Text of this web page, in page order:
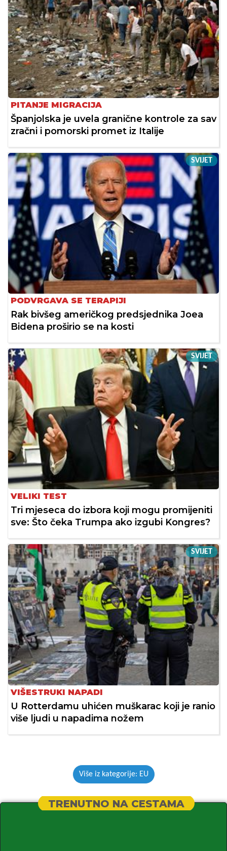
PITANJE MIGRACIJA
Španjolska je uvela granične kontrole za sav
zračni i pomorski promet iz Italije
SVIJET
PODVRGAVA SE TERAPIJI
Rak bivšeg američkog predsjednika Joea
Bidena proširio se na kosti
SVIJET
VELIKI TEST
Tri mjeseca do izbora koji mogu promijeniti
sve: Što čeka Trumpa ako izgubi Kongres?
SVIJET
VIŠESTRUKI NAPADI
U Rotterdamu uhićen muškarac koji je ranio
više ljudi u napadima nožem
Više iz kategorije: EU
TRENUTNO NA CESTAMA